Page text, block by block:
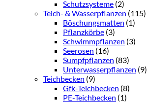
Schutzsysteme (2)
Teich- & Wasserpflanzen (115)
Böschungsmatten (1)
Pflanzkörbe (3)
Schwimmpflanzen (3)
Seerosen (16)
Sumpfpflanzen (83)
Unterwasserpflanzen (9)
Teichbecken (9)
Gfk-Teichbecken (8)
PE-Teichbecken (1)